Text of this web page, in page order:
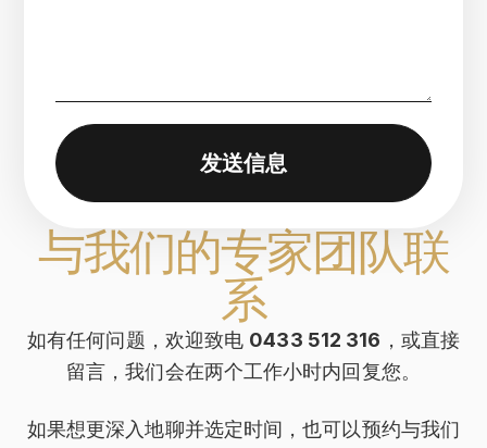
与我们的专家团队联
系
如有任何问题，欢迎致电 0433 512 316 ，或直接
留言，我们会在两个工作小时内回复您。
如果想更深入地聊并选定时间，也可以预约与我们
发送信息